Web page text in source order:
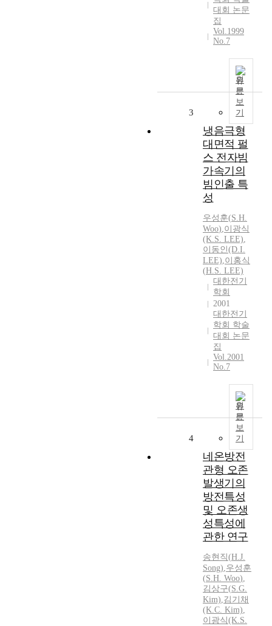
대회 논문
집
Vol.1999
No.7
원
문
보
기
3
냉음극형
대면적 펄
스 전자빔
가속기의
빔인출 특
성
우성훈(S.H.
Woo),이광식
(K.S. LEE),
이동인(D.I.
LEE),이홍식
(H.S. LEE)
대한전기
학회
2001
대한전기
학회 학술
대회 논문
집
Vol.2001
No.7
원
문
보
기
4
네온방전
관형 오존
발생기의
방전특성
및 오존생
성특성에
관한 연구
송현직(H.J.
Song),우성훈
(S.H. Woo),
김상구(S.G.
Kim),김기채
(K.C. Kim),
이광식(K.S.